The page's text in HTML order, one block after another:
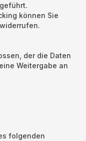
können Sie
der die Daten
Weitergabe an
folgenden